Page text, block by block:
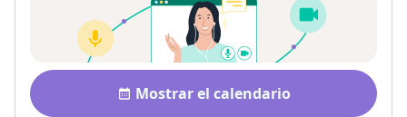
Disponibilidad
Mostrar el calendario